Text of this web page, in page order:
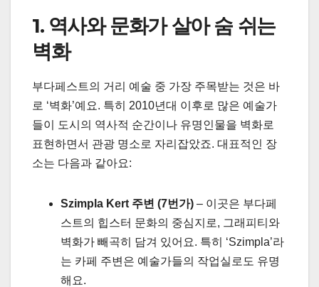
1. 역사와 문화가 살아 숨 쉬는
벽화
부다페스트의 거리 예술 중 가장 주목받는 것은 바
로 ‘벽화’예요. 특히 2010년대 이후로 많은 예술가
들이 도시의 역사적 순간이나 유명인물을 벽화로
표현하면서 관광 명소로 자리잡았죠. 대표적인 장
소는 다음과 같아요:
Szimpla Kert 주변 (7번가) – 이곳은 부다페
스트의 힙스터 문화의 중심지로, 그래피티와
벽화가 빼곡히 담겨 있어요. 특히 ‘Szimpla’라
는 카페 주변은 예술가들의 작업실로도 유명
해요.